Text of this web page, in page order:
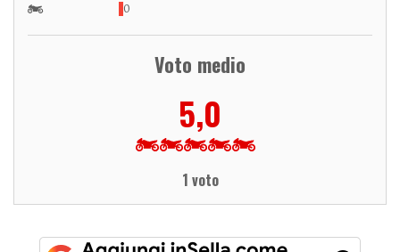
0
Voto medio
5,0
1 voto